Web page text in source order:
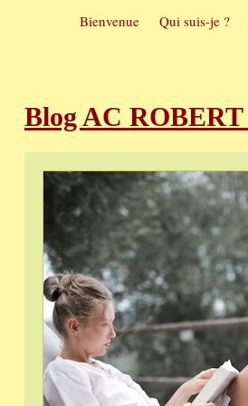
Bienvenue Qui suis-je ?
Blog AC ROBERT
Sophrologie et
Sophrologie et
Visualisation